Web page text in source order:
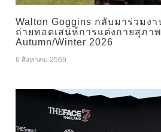
Walton Goggins กลับมาร่วมง
ถ่ายทอดเสน่ห์การแต่งกายสุภา
Autumn/Winter 2026
6 สิงหาคม 2569